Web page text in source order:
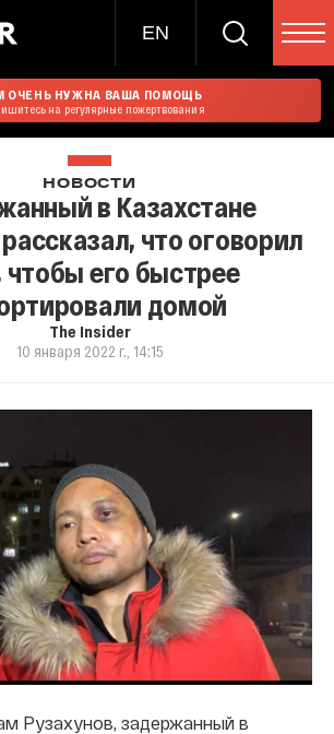
EN
ОЧЕНЬ НУЖНА ВАША ПОМОЩЬ
на регулярные пожертвования
НОВОСТИ
в Казахстане
что оговорил
чтобы его быстрее
домой
The Insider
10 января 2022 г., 14:15
Рузахунов, задержанный в